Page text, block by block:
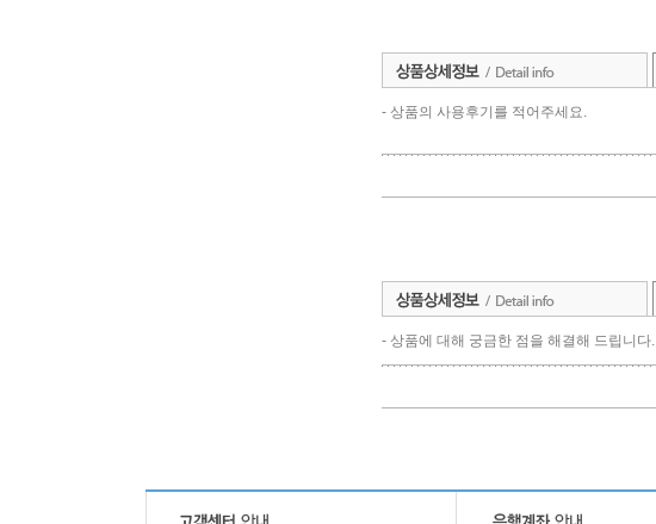
- 상품의 사용후기를 적어주세요.
- 상품에 대해 궁금한 점을 해결해 드립니다.